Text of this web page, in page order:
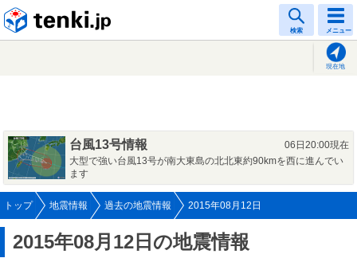
検索 メニュー
現在地
台風13号情報
06日20:00現在
大型で強い台風13号が南大東島の北北東約90kmを西に進んでい
ます
トップ 地震情報 過去の地震情報 2015年08月12日
2015年08月12日の地震情報